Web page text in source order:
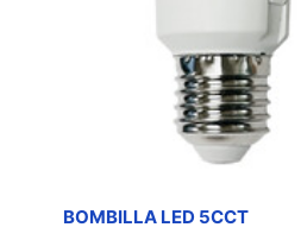
BOMBILLA LED 5CCT